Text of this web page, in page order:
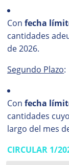
Confecha
cantidades
de 2026.
Segundo Plazo:
Confecha
cantidades
largo del mes
CIRCULAR 1/